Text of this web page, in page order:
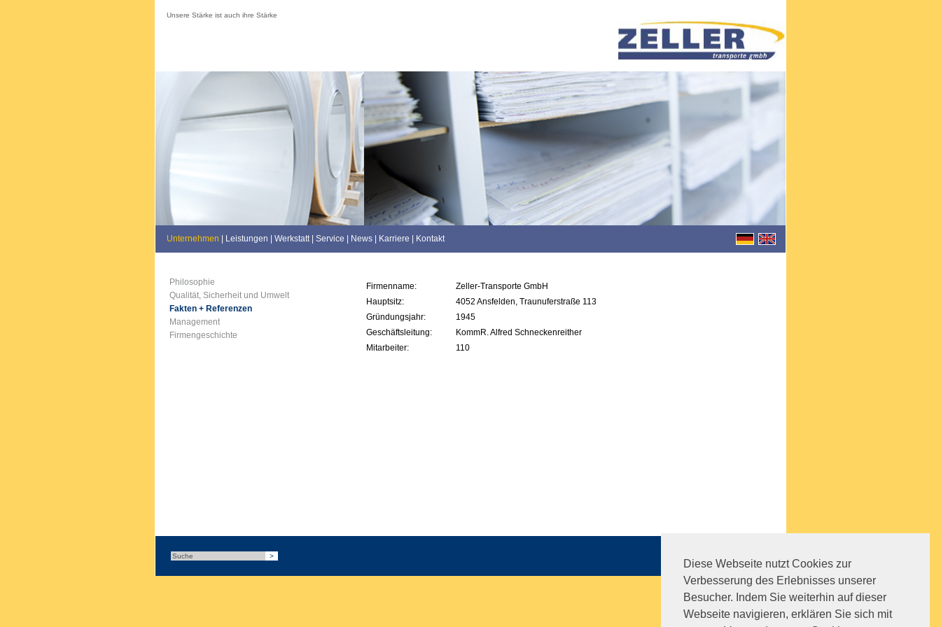
Diese Webseite nutzt Cookies zur
Verbesserung des Erlebnisses unserer
Besucher. Indem Sie weiterhin auf dieser
Webseite navigieren, erklären Sie sich mit
Unsere Stärke ist auch ihre Stärke
Unternehmen Leistungen Werkstatt| Service News Karriere Kontakt
Philosophie
Qualität, Sicherheit und Umwelt
Fakten + Referenzen
Management
Firmengeschichte
Firmenname:
Zeller-Transporte GmbH
Hauptsitz:
4052 Ansfelden, Traunuferstraße 113
Gründungsjahr:
1945
Geschäftsleitung:
KommR. Alfred Schneckenreither
Mitarbeiter:
110